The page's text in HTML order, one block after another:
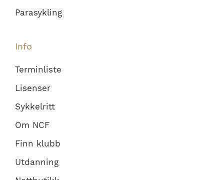
Parasykling
Info
Terminliste
Lisenser
Sykkelritt
Om NCF
Finn klubb
Utdanning